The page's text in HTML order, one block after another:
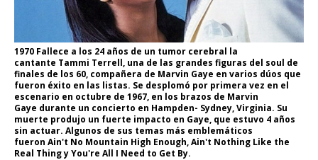
1970 Fallece a los 24 años de un tumor cerebral la
cantante Tammi Terrell, una de las grandes figuras del soul de
finales de los 60, compañera de Marvin Gaye en varios dúos que
fueron éxito en las listas. Se desplomó por primera vez en el
escenario en octubre de 1967, en los brazos de Marvin
Gaye durante un concierto en Hampden- Sydney, Virginia. Su
muerte produjo un fuerte impacto en Gaye, que estuvo 4 años
sin actuar. Algunos de sus temas más emblemáticos
fueron Ain't No Mountain High Enough, Ain't Nothing Like the
Real Thing y You're All I Need to Get By.